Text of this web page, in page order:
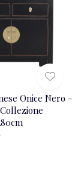
Onice Nero -